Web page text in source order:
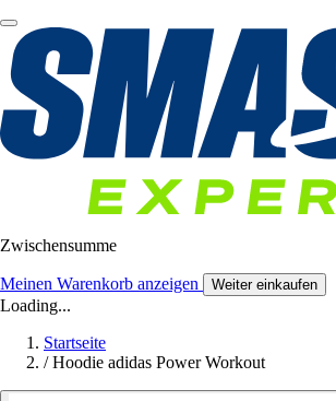
Zwischensumme
Meinen Warenkorb anzeigen Weiter einkaufen
Loading...
Startseite
/ Hoodie adidas Power Workout